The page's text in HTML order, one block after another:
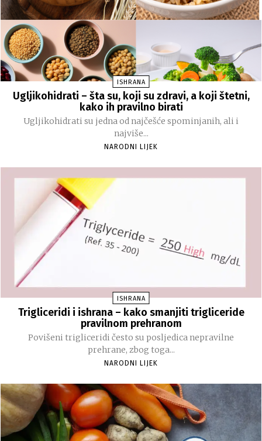
ISHRANA
Ugljikohidrati – šta su, koji su zdravi, a koji štetni,
kako ih pravilno birati
Ugljikohidrati su jedna od najčešće spominjanih, ali i
najviše...
NARODNI LIJEK
ISHRANA
Trigliceridi i ishrana – kako smanjiti trigliceride
pravilnom prehranom
Povišeni trigliceridi često su posljedica nepravilne
prehrane, zbog toga...
NARODNI LIJEK